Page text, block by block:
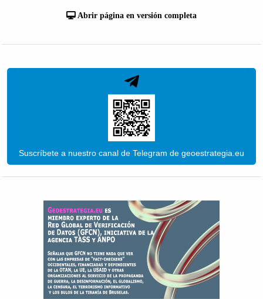
Abrir página en versión completa
Suscríbete a nuestro canal de Telegram de geoestrategia.eu